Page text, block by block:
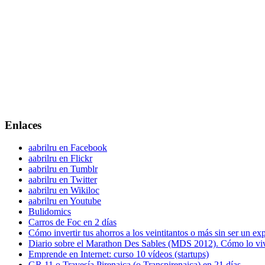
Enlaces
aabrilru en Facebook
aabrilru en Flickr
aabrilru en Tumblr
aabrilru en Twitter
aabrilru en Wikiloc
aabrilru en Youtube
Bulidomics
Carros de Foc en 2 días
Cómo invertir tus ahorros a los veintitantos o más sin ser un
Diario sobre el Marathon Des Sables (MDS 2012). Cómo lo
Emprende en Internet: curso 10 vídeos (startups)